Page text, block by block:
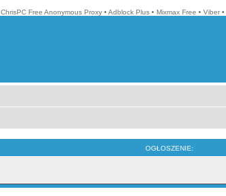
ChrisPC Free Anonymous Proxy • Adblock Plus • Mixmax Free • Viber •
OGŁOSZENIE: